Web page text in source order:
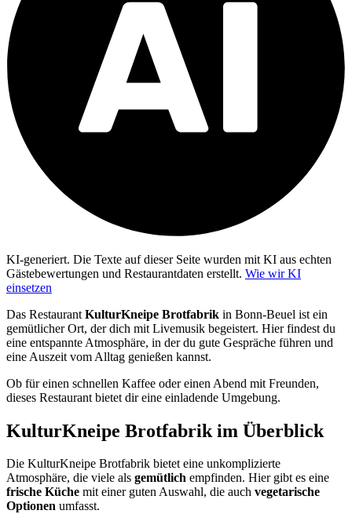
KI-generiert. Die Texte auf dieser Seite wurden mit KI aus echten
Gästebewertungen und Restaurantdaten erstellt. Wie wir KI
einsetzen
Das Restaurant KulturKneipe Brotfabrik in Bonn-Beuel ist ein
gemütlicher Ort, der dich mit Livemusik begeistert. Hier findest du
eine entspannte Atmosphäre, in der du gute Gespräche führen und
eine Auszeit vom Alltag genießen kannst.
Ob für einen schnellen Kaffee oder einen Abend mit Freunden,
dieses Restaurant bietet dir eine einladende Umgebung.
KulturKneipe Brotfabrik im Überblick
Die KulturKneipe Brotfabrik bietet eine unkomplizierte
Atmosphäre, die viele als gemütlich empfinden. Hier gibt es eine
frische Küche mit einer guten Auswahl, die auch vegetarische
Optionen umfasst.